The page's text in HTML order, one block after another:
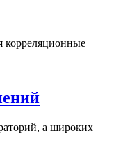
корреляционные
а широких